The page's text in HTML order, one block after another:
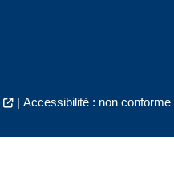
| Accessibilité : non conforme